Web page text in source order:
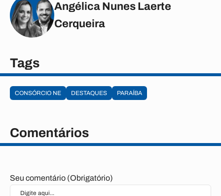
Angélica Nunes Laerte
Cerqueira
Tags
CONSÓRCIO NE DESTAQUES PARAÍBA
Comentários
Seu comentário (Obrigatório)